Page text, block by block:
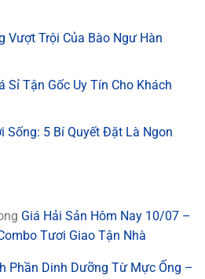
Vượt Trội Của Bào Ngư Hàn
Sỉ Tận Gốc Uy Tín Cho Khách
Sống: 5 Bí Quyết Đặt Là Ngon
Giá Hải Sản Hôm Nay 10/07 –
Tươi Giao Tận Nhà
Phần Dinh Dưỡng Từ Mực Ống –